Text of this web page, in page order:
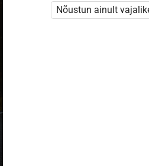
Opiq
Nõustun ainult